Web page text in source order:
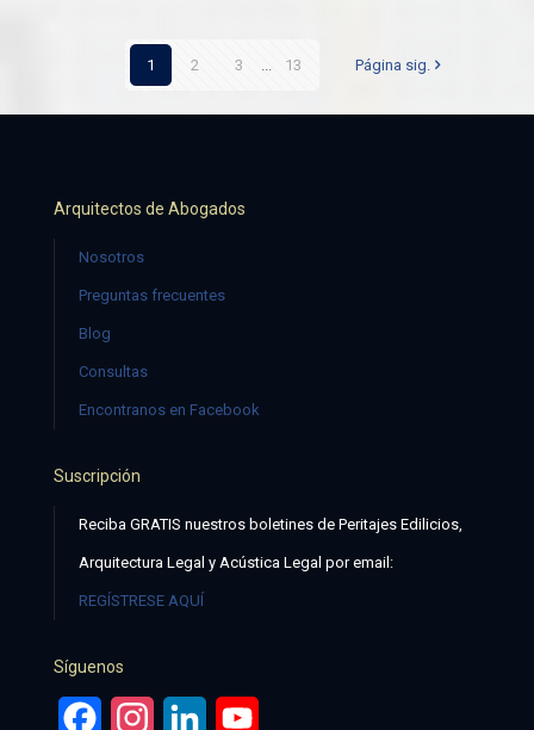
1 2 3 ... 13 Página sig.
Arquitectos de Abogados
Nosotros
Preguntas frecuentes
Blog
Consultas
Encontranos en Facebook
Suscripción
Reciba GRATIS nuestros boletines de Peritajes Edilicios,
Arquitectura Legal y Acústica Legal por email:
REGÍSTRESE AQUÍ
Síguenos
FacebookInstagramLinkedIn